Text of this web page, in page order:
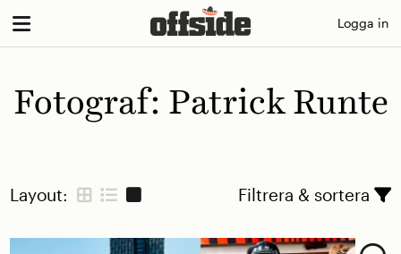
Skip
Logga in
Fotograf: Patrick Runte
Layout: Filtrera & sortera